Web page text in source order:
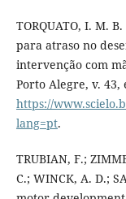
TORQUATO, I. M.
para atraso no
intervenção com
Porto Alegre, v. 43,
https://
lang=pt.
TRUBIAN, F.;
C.; WINCK, A. D.;